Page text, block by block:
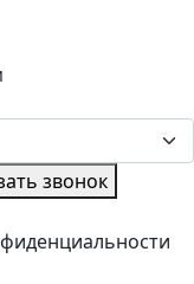
звонок